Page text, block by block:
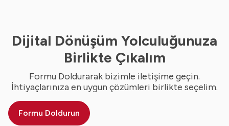
Dijital Dönüşüm Yolculuğunuza
Birlikte Çıkalım
Formu Doldurarak bizimle iletişime geçin.
İhtiyaçlarınıza en uygun çözümleri birlikte seçelim.
Formu Doldurun